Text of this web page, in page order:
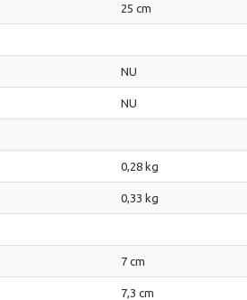
25 cm
NU
NU
0,28 kg
0,33 kg
7 cm
7,3 cm